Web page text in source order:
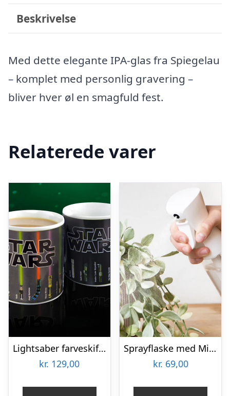
Beskrivelse
Med dette elegante IPA-glas fra Spiegelau
– komplet med personlig gravering –
bliver hver øl en smagfuld fest.
Relaterede varer
Lightsaber farveskiftende krus
kr. 129,00
Sprayflaske med Mist
kr. 69,00